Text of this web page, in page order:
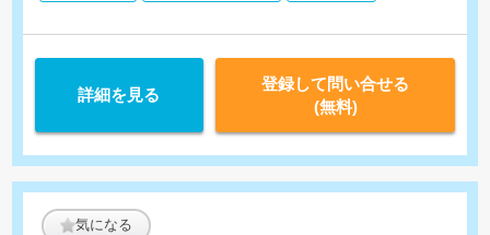
詳細を見る
登録して問い合せる
(無料)
気になる